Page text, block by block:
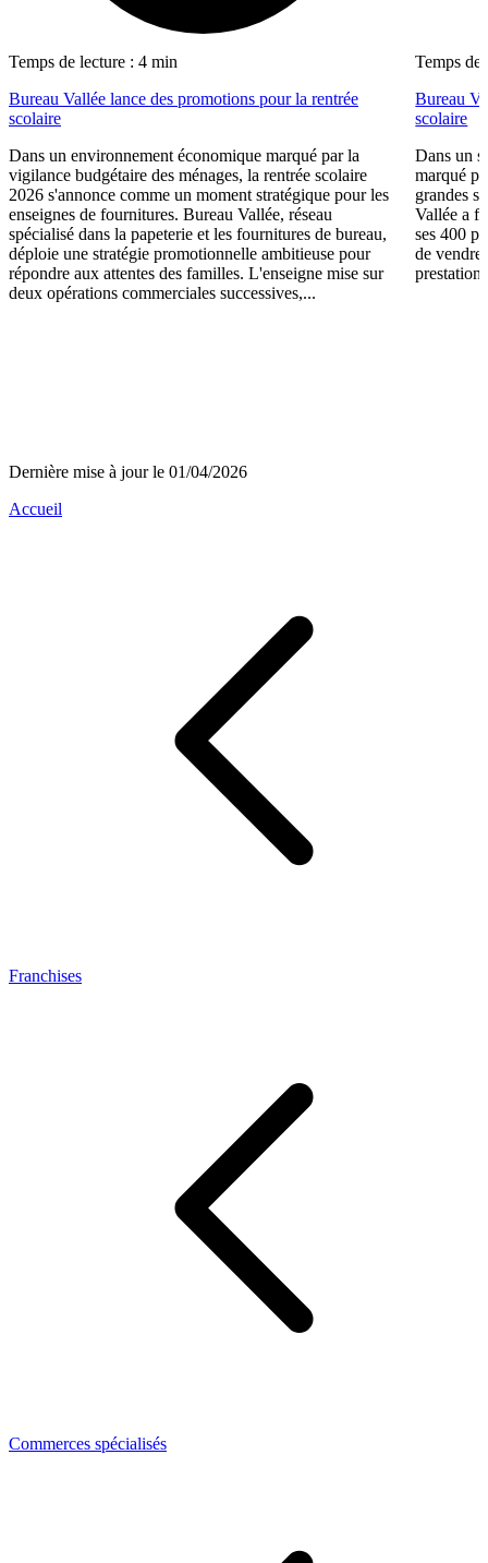
Temps de lecture : 4 min
Bureau Vallée lance des promotions pour la rentrée
scolaire
Dans un environnement économique marqué par la
vigilance budgétaire des ménages, la rentrée scolaire
2026 s'annonce comme un moment stratégique pour les
enseignes de fournitures. Bureau Vallée, réseau
spécialisé dans la papeterie et les fournitures de bureau,
déploie une stratégie promotionnelle ambitieuse pour
répondre aux attentes des familles. L'enseigne mise sur
deux opérations commerciales successives,...
Temps de
Bureau
scolaire
Dans un
marqué
grandes
Vallée a
ses 400
de vendre
Dernière mise à jour le 01/04/2026
Accueil
Franchises
Commerces spécialisés